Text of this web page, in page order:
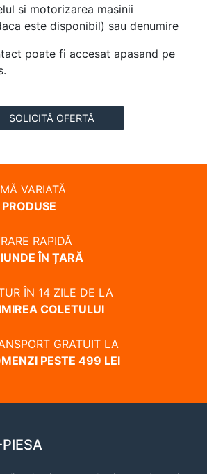
si motorizarea masinii
este disponibil) sau denumire
poate fi accesat apasand pe
SOLICITĂ OFERTĂ
VARIATĂ
PRODUSE
RAPIDĂ
ÎN ȚARĂ
ÎN 14 ZILE DE LA
COLETULUI
GRATUIT LA
PESTE 499 LEI